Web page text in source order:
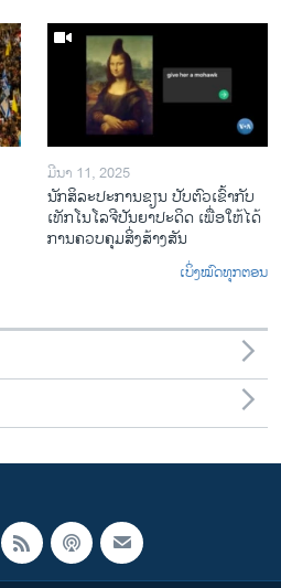
ມີນາ 11, 2025
ນັກ​ສິ​ລະ​ປະ​ການ​ຂຽນ ປັບ​ຕົວ​ເຂົ້າ​ກັບ​
ເທັກ​ໂນ​ໂລ​ຈີ​ປັນ​ຍາ​ປະ​ດິດ ເພື່ອ​ໃຫ້​ໄດ້​
ກ​ານ​ຄວບ​ຄຸມ​ສິ່ງ​ສ້າງ​ສັນ
ເບິ່ງໝົດທຸກຕອນ